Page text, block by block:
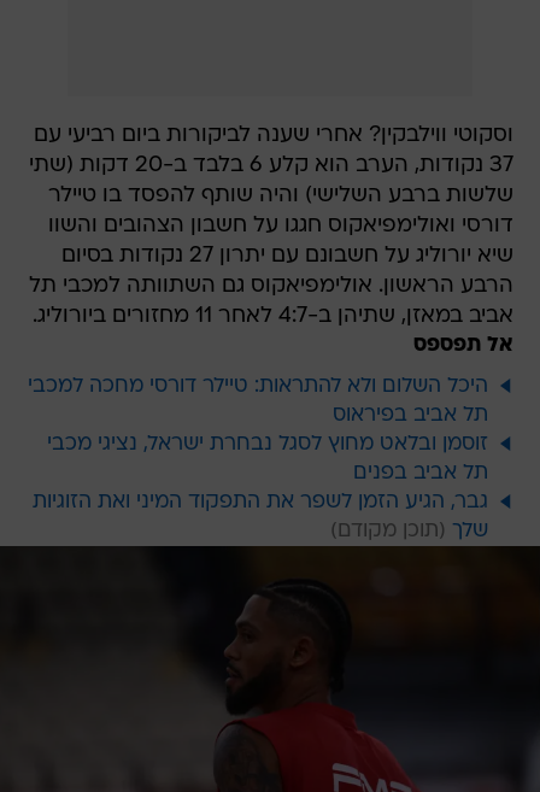
וסקוטי ווילבקין? אחרי שענה לביקורות ביום רביעי עם
37 נקודות, הערב הוא קלע 6 בלבד ב-20 דקות (שתי
שלשות ברבע השלישי) והיה שותף להפסד בו טיילר
דורסי ואולימפיאקוס חגגו על חשבון הצהובים והשוו
שיא יורוליג על חשבונם עם יתרון 27 נקודות בסיום
הרבע הראשון. אולימפיאקוס גם השתוותה למכבי תל
אביב במאזן, שתיהן ב-4:7 לאחר 11 מחזורים ביורוליג.
אל תפספס
היכל השלום ולא להתראות: טיילר דורסי מחכה למכבי
תל אביב בפיראוס
זוסמן ובלאט מחוץ לסגל נבחרת ישראל, נציגי מכבי
תל אביב בפנים
גבר, הגיע הזמן לשפר את התפקוד המיני ואת הזוגיות
שלך